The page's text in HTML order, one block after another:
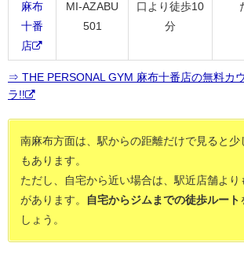
麻布
十番
店
MI-AZABU
501
口より徒歩10
分
⇒ THE PERSONAL GYM 麻布十番店の無料カ
ラ!!
南麻布方面は、駅からの距離だけで見ると少
もあります。
ただし、自宅から近い場合は、駅近店舗より
があります。
自宅からジムまでの徒歩ルート
しょう。